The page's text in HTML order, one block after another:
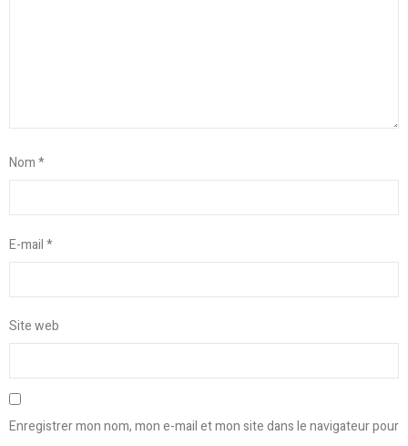
Nom*
E-mail*
Site web
Enregistrer mon nom, mon e-mail et mon site dans le navigateur pour